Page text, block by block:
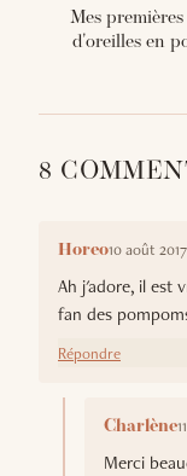
Mes premières
d'oreilles en
8
Horeo10 août
Ah j'adore, il est
fan des
Répondre
Charlène
Merci